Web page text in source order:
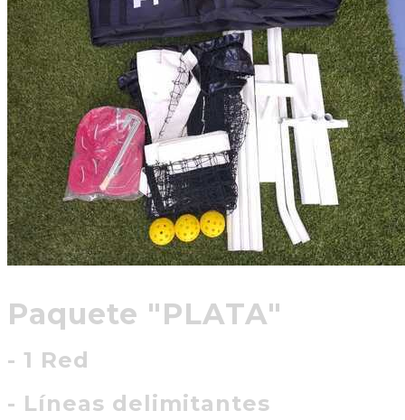
Paquete "PLATA"
- 1 Red
- Líneas delimitantes